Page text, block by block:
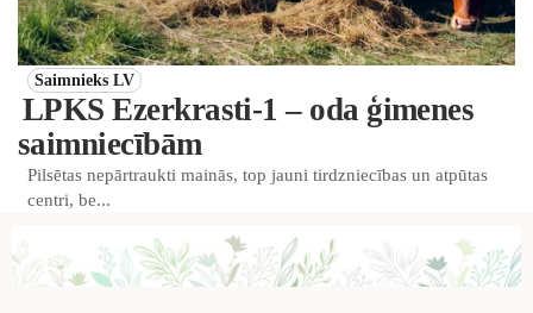
Saimnieks LV
LPKS Ezerkrasti-1 – oda ģimenes
saimniecībām
Pilsētas nepārtraukti mainās, top jauni tirdzniecības un atpūtas
centri, be...